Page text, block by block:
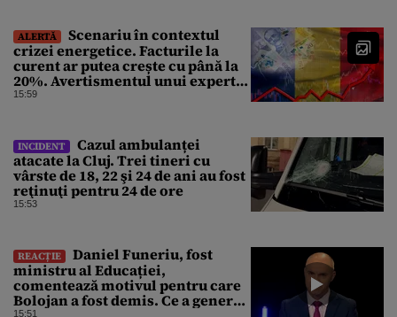
ALERTĂ
Scenariu în contextul
crizei energetice. Facturile la
curent ar putea crește cu până la
20%. Avertismentul unui expert
în energie
15:59
INCIDENT
Cazul ambulanței
atacate la Cluj. Trei tineri cu
vârste de 18, 22 şi 24 de ani au fost
reţinuţi pentru 24 de ore
15:53
REACȚIE
Daniel Funeriu, fost
ministru al Educației,
comentează motivul pentru care
Bolojan a fost demis. Ce a generat
15:51